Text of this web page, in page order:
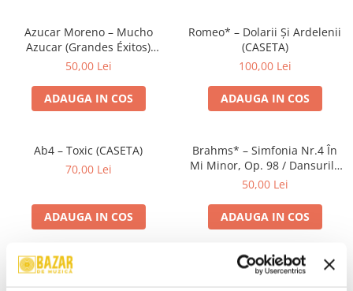
Azucar Moreno – Mucho
Azucar (Grandes Éxitos)
(CASETA)
50,00 Lei
ADAUGA IN COS
Romeo* – Dolarii Și Ardelenii
(CASETA)
100,00 Lei
ADAUGA IN COS
Ab4 – Toxic (CASETA)
70,00 Lei
ADAUGA IN COS
Brahms* – Simfonia Nr.4 În
Mi Minor, Op. 98 / Dansurile
Ungare Nr. 5 Și 6 (CASETA)
50,00 Lei
ADAUGA IN COS
Wolfgang Amadeus Mozart –
Cheb Mami – Du Sud Au Nord